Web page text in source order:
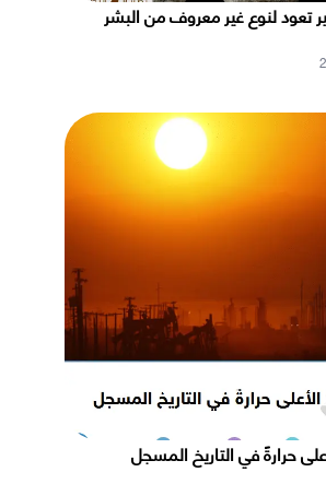
تعود لنوع غير معروف من البشر